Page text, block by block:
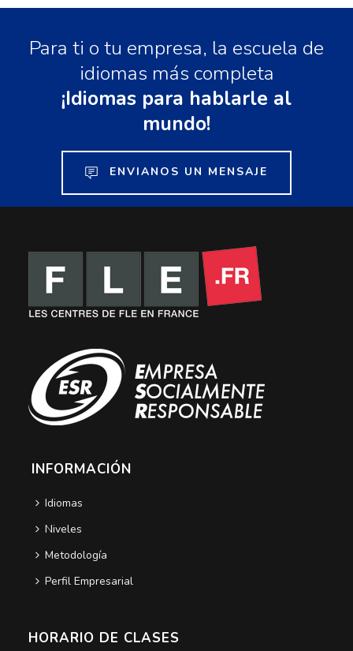
Para ti o tu empresa, la escuela de
idiomas más completa
¡Idiomas para hablarle al
mundo!
ENVIANOS UN MENSAJE
INFORMACIÓN
Idiomas
Niveles
Metodología
Perfil Empresarial
HORARIO DE CLASES